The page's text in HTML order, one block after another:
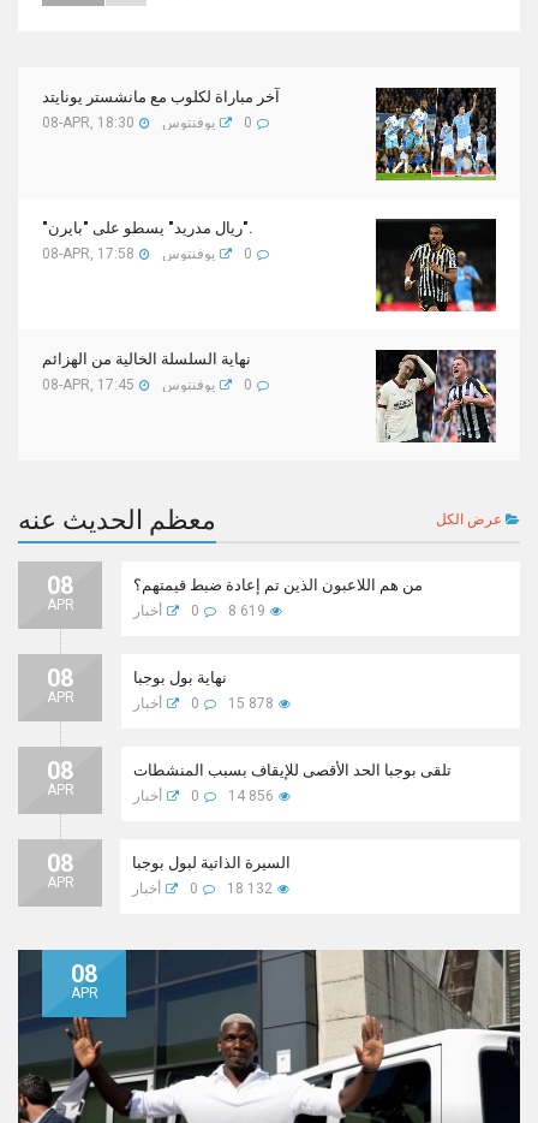
آخر مباراة لكلوب مع مانشستر يونايتد
08-APR, 18:30 يوفنتوس 0
"ريال مدريد" يسطو على "بايرن".
08-APR, 17:58 يوفنتوس 0
نهاية السلسلة الخالية من الهزائم
08-APR, 17:45 يوفنتوس 0
معظم الحديث عنه
08
APR
من هم اللاعبون الذين تم إعادة ضبط قيمتهم؟
أخبار 0 8 619
08
APR
نهاية بول بوجبا
أخبار 0 15 878
08
APR
تلقى بوجبا الحد الأقصى للإيقاف بسبب المنشطات
أخبار 0 14 856
08
APR
السيرة الذاتية لبول بوجبا
أخبار 0 18 132
08
APR